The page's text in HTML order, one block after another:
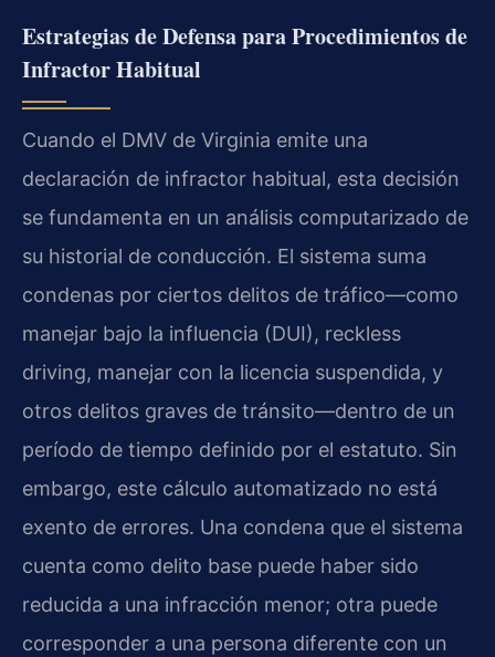
Estrategias de Defensa para Procedimientos de
Infractor Habitual
Cuando el DMV de Virginia emite una
declaración de infractor habitual, esta decisión
se fundamenta en un análisis computarizado de
su historial de conducción. El sistema suma
condenas por ciertos delitos de tráfico—como
manejar bajo la influencia (DUI), reckless
driving, manejar con la licencia suspendida, y
otros delitos graves de tránsito—dentro de un
período de tiempo definido por el estatuto. Sin
embargo, este cálculo automatizado no está
exento de errores. Una condena que el sistema
cuenta como delito base puede haber sido
reducida a una infracción menor; otra puede
corresponder a una persona diferente con un